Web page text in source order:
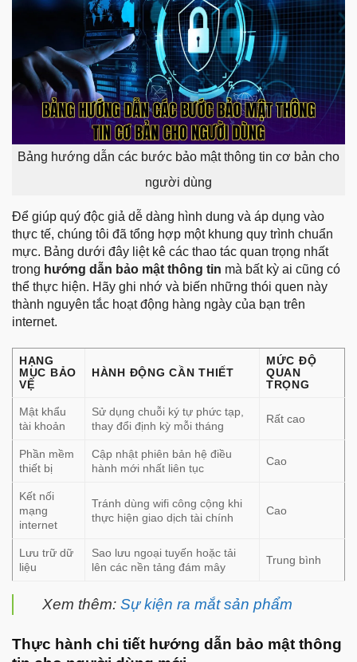
Bảng hướng dẫn các bước bảo mật thông tin cơ bản cho
người dùng
Để giúp quý độc giả dễ dàng hình dung và áp dụng vào
thực tế, chúng tôi đã tổng hợp một khung quy trình chuẩn
mực. Bảng dưới đây liệt kê các thao tác quan trọng nhất
trong hướng dẫn bảo mật thông tin mà bất kỳ ai cũng có
thể thực hiện. Hãy ghi nhớ và biến những thói quen này
thành nguyên tắc hoạt động hàng ngày của bạn trên
internet.
HẠNG
MỤC BẢO
VỆ
HÀNH ĐỘNG CẦN THIẾT
MỨC ĐỘ
QUAN
TRỌNG
Mật khẩu
tài khoản
Sử dụng chuỗi ký tự phức tạp,
thay đổi định kỳ mỗi tháng
Rất cao
Phần mềm
thiết bị
Cập nhật phiên bản hệ điều
hành mới nhất liên tục
Cao
Kết nối
mạng
internet
Tránh dùng wifi công cộng khi
thực hiện giao dịch tài chính
Cao
Lưu trữ dữ
liệu
Sao lưu ngoại tuyến hoặc tải
lên các nền tảng đám mây
Trung bình
Xem thêm: Sự kiện ra mắt sản phẩm
Thực hành chi tiết hướng dẫn bảo mật thông